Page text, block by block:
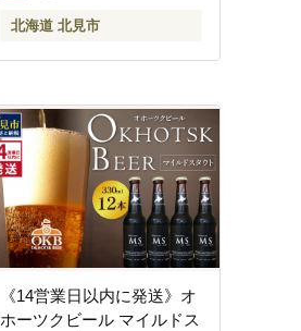
北海道 北見市
《14営業日以内に発送》オ
ホーツクビール マイルドス